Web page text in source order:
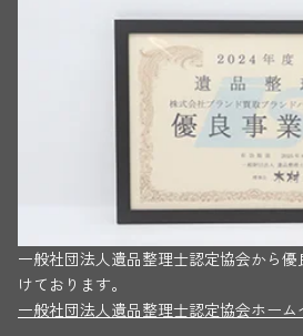
一般社団法人遺品整理士認定協会から
けております。
一般社団法人遺品整理士認定協会ホーム